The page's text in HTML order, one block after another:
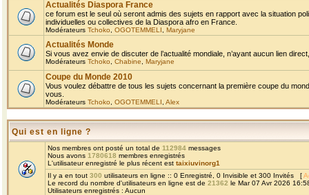
Actualités Diaspora France
ce forum est le seul où seront admis des sujets en rapport avec la situation
individuelles ou collectives de la Diaspora afro en France.
Modérateurs Tchoko OGOTEMMELI Maryjane
Actualités Monde
Si vous avez envie de discuter de l’actualité mondiale, n’ayant aucun lien
Modérateurs Tchoko Chabine Maryjane
Coupe du Monde 2010
Vous voulez débattre de tous les sujets concernant la première coupe du
vous.
Modérateurs Tchoko OGOTEMMELI Alex
Qui est en ligne ?
Nos membres ont posté un total de 112984 messages
Nous avons 1780618 membres enregistrés
L'utilisateur enregistré le plus récent est taixiuvinorg1
Il y a en tout 300 utilisateurs en ligne :: 0 Enregistré, 0 Invisible et 300 Invités [
Le record du nombre d'utilisateurs en ligne est de 21362 le Mar 07 Avr 2026
Utilisateurs enregistrés : Aucun